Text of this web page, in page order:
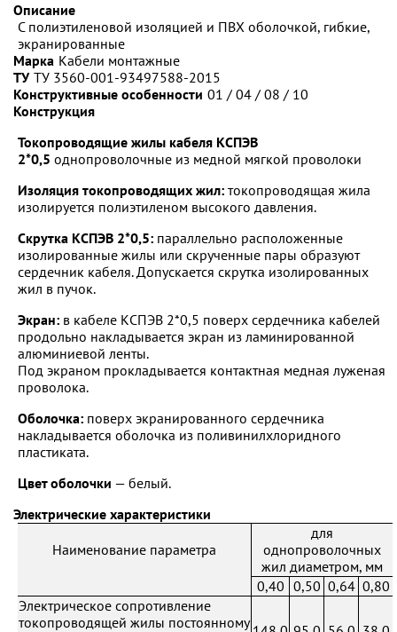
Описание
С полиэтиленовой изоляцией и ПВХ оболочкой, гибкие,
экранированные
Марка Кабели монтажные
ТУ ТУ 3560-001-93497588-2015
Конструктивные особенности 01 / 04 / 08 / 10
Конструкция
Токопроводящие жилы кабеля КСПЭВ
2*0,5 однопроволочные из медной мягкой проволоки
Изоляция токопроводящих жил: токопроводящая жила
изолируется полиэтиленом высокого давления.
Скрутка КСПЭВ 2*0,5: параллельно расположенные
изолированные жилы или скрученные пары образуют
сердечник кабеля. Допускается скрутка изолированных
жил в пучок.
Экран: в кабеле КСПЭВ 2*0,5 поверх сердечника кабелей
продольно накладывается экран из ламинированной
алюминиевой ленты.
Под экраном прокладывается контактная медная луженая
проволока.
Оболочка: поверх экранированного сердечника
накладывается оболочка из поливинилхлоридного
пластиката.
Цвет оболочки — белый.
Электрические характеристики
Наименование параметра
для
однопроволочных
жил диаметром, мм
0,40 0,50 0,64 0,80
Электрическое сопротивление
токопроводящей жилы постоянному